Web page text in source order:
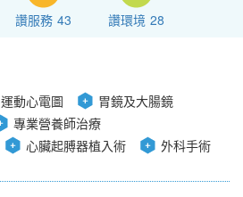
讚服務 43 讚環境 28
運動心電圖
胃鏡及大腸鏡
專業營養師治療
心臟起膊器植入術 外科手術